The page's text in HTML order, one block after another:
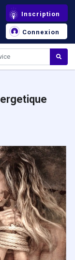
Inscription
Connexion